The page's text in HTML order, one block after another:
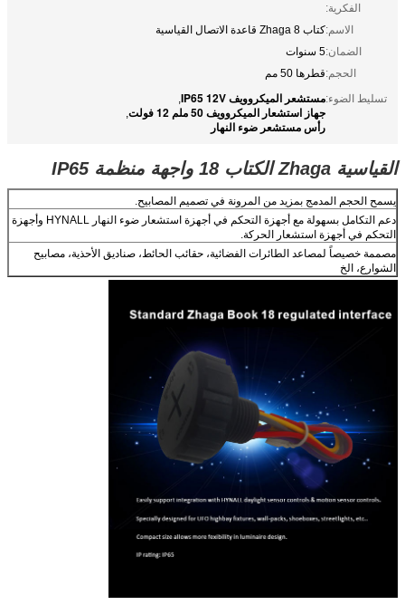
الفكرية:
الاسم:كتاب Zhaga 8 قاعدة الاتصال القياسية
الضمان:5 سنوات
الحجم:قطرها 50 مم
تسليط الضوء:مستشعر الميكروويف IP65 12V ,
جهاز استشعار الميكروويف 50 ملم 12 فولت ,
رأس مستشعر ضوء النهار
القياسية Zhaga الكتاب 18 واجهة منظمة IP65
يسمح الحجم المدمج بمزيد من المرونة في تصميم المصابيح.
دعم التكامل بسهولة مع أجهزة التحكم في أجهزة استشعار ضوء النهار HYNALL وأجهزة
التحكم في أجهزة استشعار الحركة.
مصممة خصيصاً لمصاعد الطائرات الفضائية، حقائب الحائط، صناديق الأحذية، مصابيح
الشوارع، الخ